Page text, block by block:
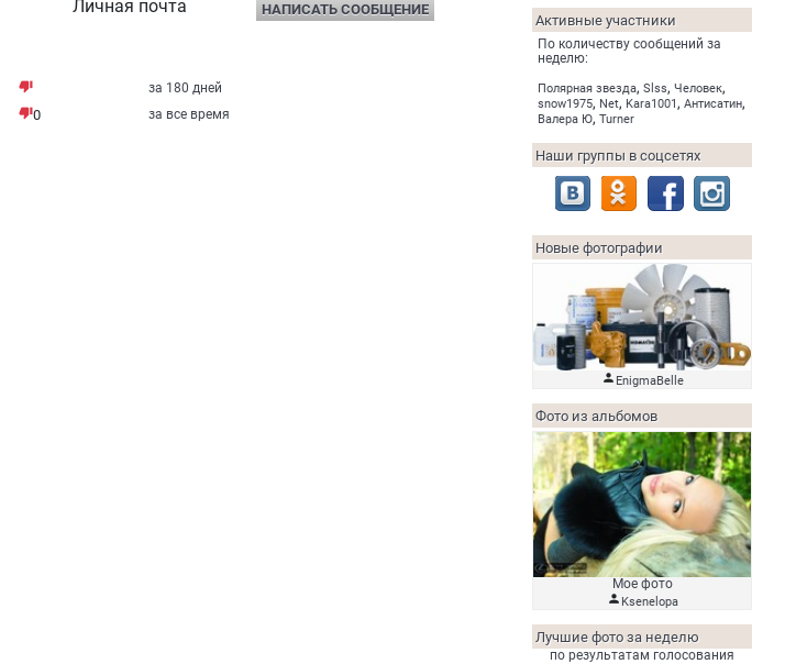
Личная почта НАПИСАТЬ СООБЩЕНИЕ
thumb_down за 180 дней
thumb_down0 за все время
Активные участники
По количеству сообщений за
неделю:
Полярная звезда, Slss, Человек,
snow1975, Net, Kara1001, Антисатин,
Валера Ю, Turner
Наши группы в соцсетях
Новые фотографии
 EnigmaBelle
Фото из альбомов
Мое фото
 Ksenelopa
Лучшие фото за неделю
по результатам голосования